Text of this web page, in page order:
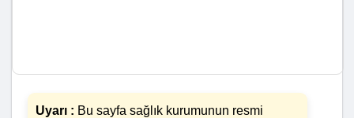
Uyarı : Bu sayfa sağlık kurumunun resmi